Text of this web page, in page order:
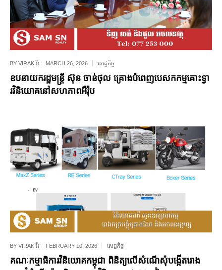
BY VIRAK វីរៈ MARCH 26, 2026 សេដ្ឋកិច្ច
ឧបនាយករដ្ឋមន្ត្រី ស៊ុន ចាន់ថុល គ្រោងបំពេញបេសកកម្មគោះទ្វា
រវិនិយោគនៅសហភាពអឺរ៉ុប
BY VIRAK វីរៈ FEBRUARY 10, 2026 សេដ្ឋកិច្ច
គណៈកម្មាធិការវិនិយោគកម្ពុជា ពិនិត្យលើសំណើសុំបង្កើតរោង